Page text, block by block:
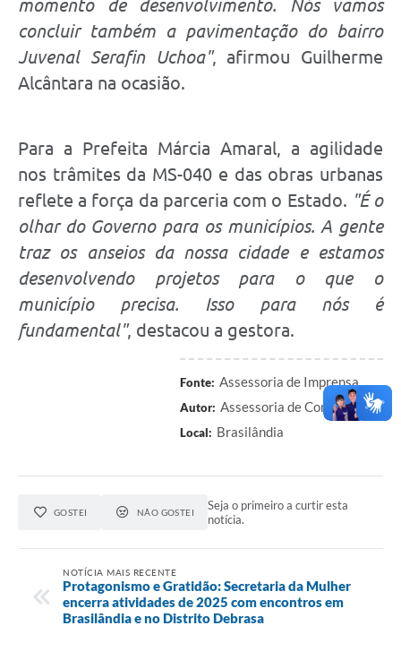
momento de desenvolvimento. Nós vamos
concluir também a pavimentação do bairro
Juvenal Serafin Uchoa", afirmou Guilherme
Alcântara na ocasião.
Para a Prefeita Márcia Amaral, a agilidade
nos trâmites da MS-040 e das obras urbanas
reflete a força da parceria com o Estado. "É o
olhar do Governo para os municípios. A gente
traz os anseios da nossa cidade e estamos
desenvolvendo projetos para o que o
município precisa. Isso para nós é
fundamental", destacou a gestora.
Fonte: Assessoria de Imprensa
Autor: Assessoria de Comunicação
Local: Brasilândia
GOSTEI NÃO GOSTEI
Seja o primeiro a curtir esta
notícia.
NOTÍCIA MAIS RECENTE
Protagonismo e Gratidão: Secretaria da Mulher
encerra atividades de 2025 com encontros em
Brasilândia e no Distrito Debrasa